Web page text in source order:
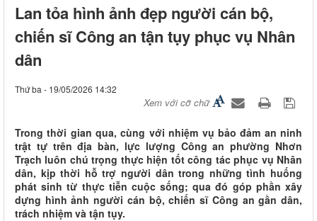
Lan tỏa hình ảnh đẹp người cán bộ,
chiến sĩ Công an tận tụy phục vụ Nhân
dân
Thứ ba - 19/05/2026 14:32
Xem với cỡ chữ
Trong thời gian qua, cùng với nhiệm vụ bảo đảm an ninh
trật tự trên địa bàn, lực lượng Công an phường Nhơn
Trạch luôn chú trọng thực hiện tốt công tác phục vụ Nhân
dân, kịp thời hỗ trợ người dân trong những tình huống
phát sinh từ thực tiễn cuộc sống; qua đó góp phần xây
dựng hình ảnh người cán bộ, chiến sĩ Công an gần dân,
trách nhiệm và tận tụy.